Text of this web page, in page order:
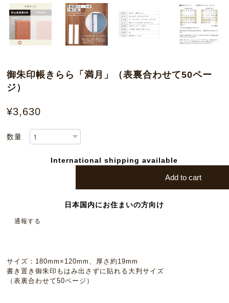
御朱印帳きらら「満月」（表裏合わせて50ペー
ジ）
¥3,630
数量
International shipping available
Add to cart
日本国内にお住まいの方向け
通報する
サイズ：180mm×120mm、厚さ約19mm
書き置き御朱印もはみ出さずに貼れる大判サイズ
（表裏合わせて50ページ）